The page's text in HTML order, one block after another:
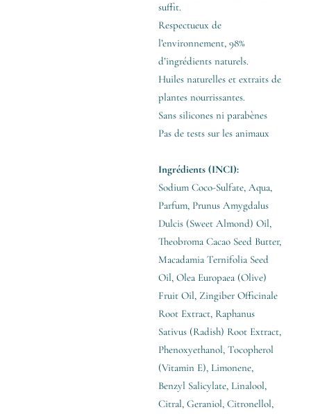
suffit.
Respectueux de
l’environnement, 98%
d’ingrédients naturels.
Huiles naturelles et extraits de
plantes nourrissantes.
Sans silicones ni parabènes
Pas de tests sur les animaux
Ingrédients (INCI):
Sodium Coco-Sulfate, Aqua,
Parfum, Prunus Amygdalus
Dulcis (Sweet Almond) Oil,
Theobroma Cacao Seed Butter,
Macadamia Ternifolia Seed
Oil, Olea Europaea (Olive)
Fruit Oil, Zingiber Officinale
Root Extract, Raphanus
Sativus (Radish) Root Extract,
Phenoxyethanol, Tocopherol
(Vitamin E), Limonene,
Benzyl Salicylate, Linalool,
Citral, Geraniol, Citronellol,